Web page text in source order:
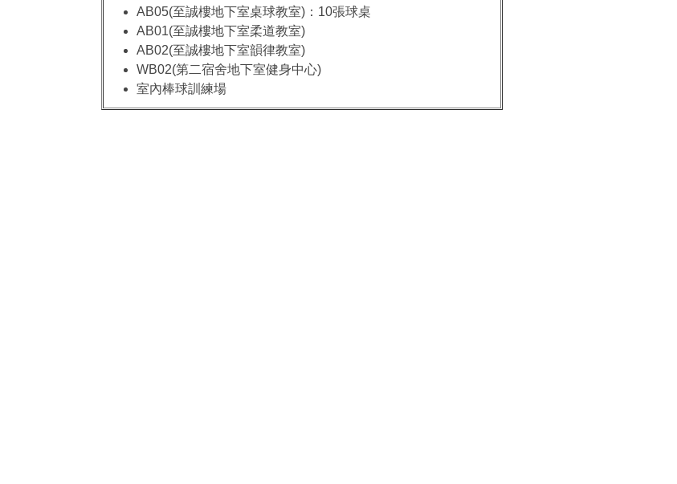
AB05(至誠樓地下室桌球教室)：10張球桌
AB01(至誠樓地下室柔道教室)
AB02(至誠樓地下室韻律教室)
WB02(第二宿舍地下室健身中心)
室內棒球訓練場